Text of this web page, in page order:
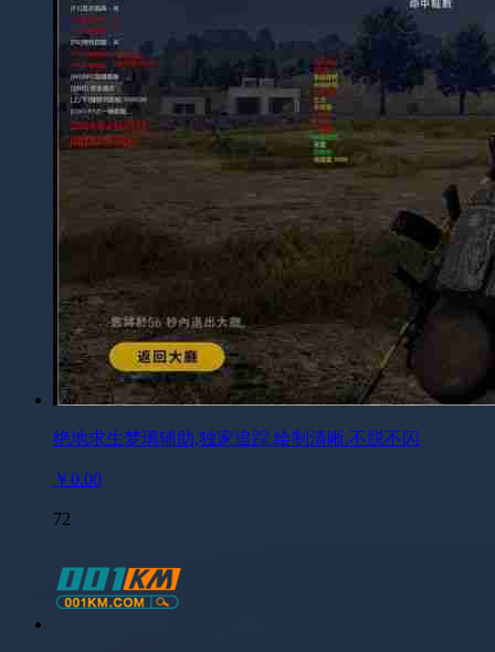
绝地求生梦璃辅助,独家追踪.绘制清晰.不脱不闪
￥0.00
72